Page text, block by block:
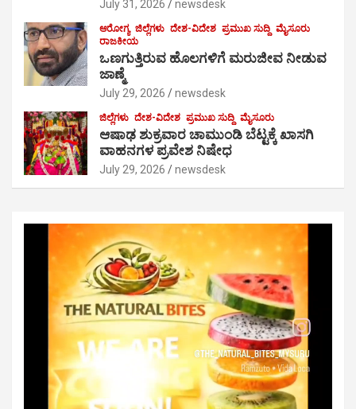
July 31, 2026 newsdesk
ಆರೋಗ್ಯ ಜಿಲ್ಲೆಗಳು ದೇಶ-ವಿದೇಶ ಪ್ರಮುಖ ಸುದ್ದಿ ಮೈಸೂರು
ರಾಜಕೀಯ
ಒಣಗುತ್ತಿರುವ ಹೊಲಗಳಿಗೆ ಮರುಜೀವ ನೀಡುವ
ಜಾಣ್ಮೆ
July 29, 2026 newsdesk
ಜಿಲ್ಲೆಗಳು ದೇಶ-ವಿದೇಶ ಪ್ರಮುಖ ಸುದ್ದಿ ಮೈಸೂರು
ಆಷಾಢ ಶುಕ್ರವಾರ ಚಾಮುಂಡಿ ಬೆಟ್ಟಕ್ಕೆ ಖಾಸಗಿ
ವಾಹನಗಳ ಪ್ರವೇಶ ನಿಷೇಧ
July 29, 2026 newsdesk